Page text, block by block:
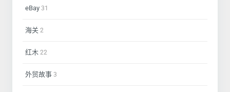
eBay 31
海关 2
红木 22
外贸故事 3